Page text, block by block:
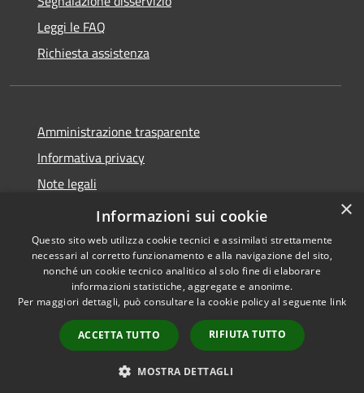
Leggi le FAQ
Richiesta assistenza
Amministrazione trasparente
Informativa privacy
Note legali
Dichiarazione di accessibilità
Accessibilità
Copyright © 2026 • Comune di
Gradoli • Powered by
Municipium•
Accesso
redazione
×
Informazioni sui cookie
Questo sito web utilizza cookie tecnici e assimilati strettamente
necessari al corretto funzionamento e alla navigazione del sito,
nonché un cookie tecnico analitico al solo fine di elaborare
informazioni statistiche, aggregate e anonime.
Per maggiori dettagli, può consultare la cookie policy al seguente link
ACCETTA TUTTO RIFIUTA TUTTO
MOSTRA DETTAGLI